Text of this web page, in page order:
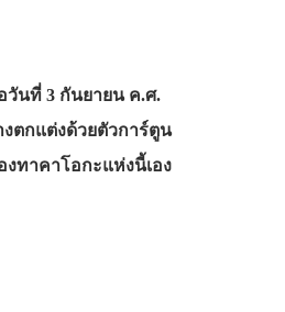
วันที่ 3 กันยายน ค.ศ.
งตกแต่งด้วยตัวการ์ตูน
งทาคาโอกะแห่งนี้เอง